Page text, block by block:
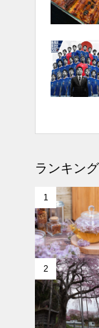
ランキング
1
2